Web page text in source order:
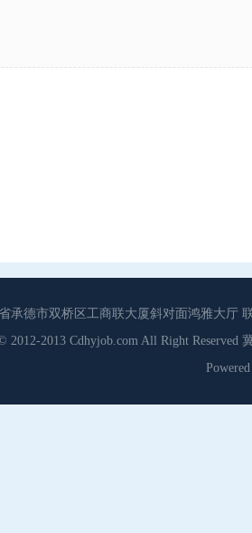
承德市双桥区工商联大厦斜对面鸿雅大厅
2012-2013 Cdhyjob.com All Right Reserved